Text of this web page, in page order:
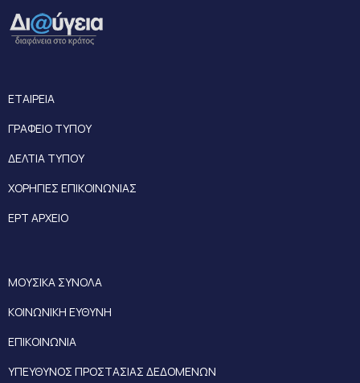
ΕΤΑΙΡΕΙΑ
ΓΡΑΦΕΙΟ ΤΥΠΟΥ
ΔΕΛΤΙΑ ΤΥΠΟΥ
ΧΟΡΗΓΙΕΣ ΕΠΙΚΟΙΝΩΝΙΑΣ
ΕΡΤ ΑΡΧΕΙΟ
ΜΟΥΣΙΚΑ ΣΥΝΟΛΑ
ΚΟΙΝΩΝΙΚΗ ΕΥΘΥΝΗ
ΕΠΙΚΟΙΝΩΝΙΑ
ΥΠΕΥΘΥΝΟΣ ΠΡΟΣΤΑΣΙΑΣ ΔΕΔΟΜΕΝΩΝ